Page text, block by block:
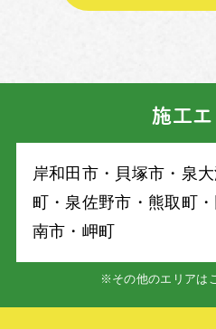
施工エ
岸和⽥市・⾙塚市・泉
町・泉佐野市・熊取町
南市・岬町
※その他のエリアは